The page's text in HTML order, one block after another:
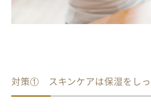
対策① スキンケアは保湿をしっ